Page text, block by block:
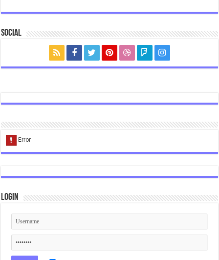
Social
Login